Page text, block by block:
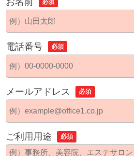
必須
電話番号 必須
メールアドレス 必須
ご利用用途 必須